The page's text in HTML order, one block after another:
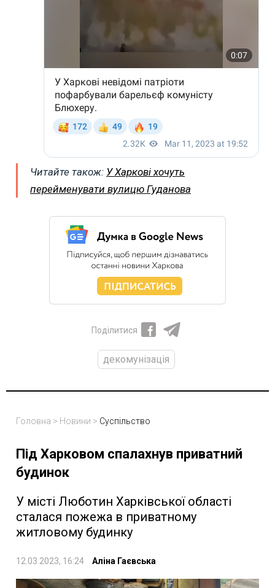
Читайте також: У Харкові хочуть
перейменувати вулицю Гуданова
Поділитися
декомунізація
Головна > Новини > Суспільство
Під Харковом спалахнув приватний
будинок
У місті Люботин Харківської області
сталася пожежа в приватному
житловому будинку
12.03.2023, 16:24 Аліна Гаєвська